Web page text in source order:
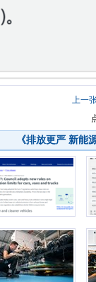
上一
《排放更严 新能